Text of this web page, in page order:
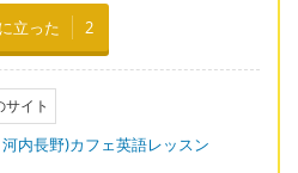
立った 2
サイト
河内長野)カフェ英語レッスン